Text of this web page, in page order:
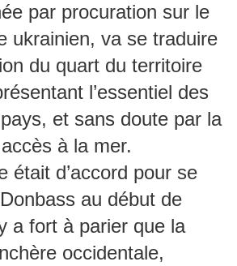
par procuration sur le
ukrainien, va se traduire
du quart du territoire
l’essentiel des
et sans doute par la
à la mer.
était d’accord pour se
au début de
a fort à parier que la
occidentale,